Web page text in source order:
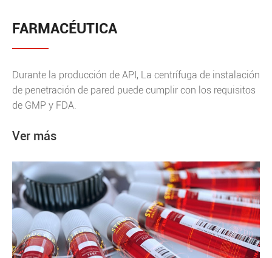
FARMACÉUTICA
Durante la producción de API, La centrífuga de instalación
de penetración de pared puede cumplir con los requisitos
de GMP y FDA.
Ver más